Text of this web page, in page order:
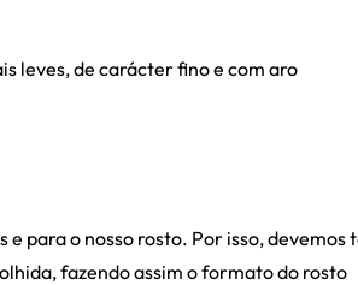
leves, de carácter fino e com aro
e para o nosso rosto. Por isso, devemos
fazendo assim o formato do rosto